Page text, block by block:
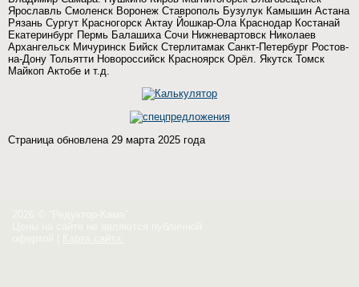
Ярославль Смоленск Воронеж Ставрополь Бузулук Камышин Астана
Рязань Сургут Красногорск Актау Йошкар-Ола Краснодар Костанай
Екатеринбург Пермь Балашиха Сочи Нижневартовск Николаев
Архангельск Мичуринск Бийск Стерлитамак Санкт-Петербург Ростов-
на-Дону Тольятти Новороссийск Красноярск Орёл. Якутск Томск
Майкоп Актобе и т.д.
Страница обновлена 29 марта 2025 года